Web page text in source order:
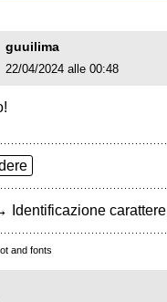
guuilima
22/04/2024 alle 00:48
Identificazione carattere
and fonts